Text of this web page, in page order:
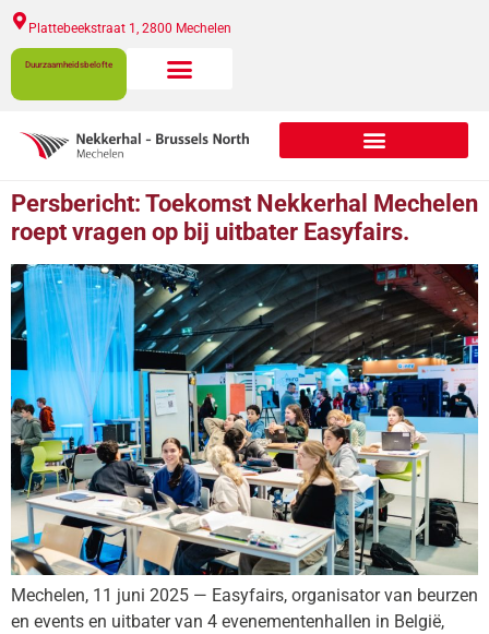
Plattebeekstraat 1, 2800 Mechelen​
Duurzaamheidsbelofte
Persbericht: Toekomst Nekkerhal Mechelen
roept vragen op bij uitbater Easyfairs.
Mechelen, 11 juni 2025 — Easyfairs, organisator van beurzen
en events en uitbater van 4 evenementenhallen in België,